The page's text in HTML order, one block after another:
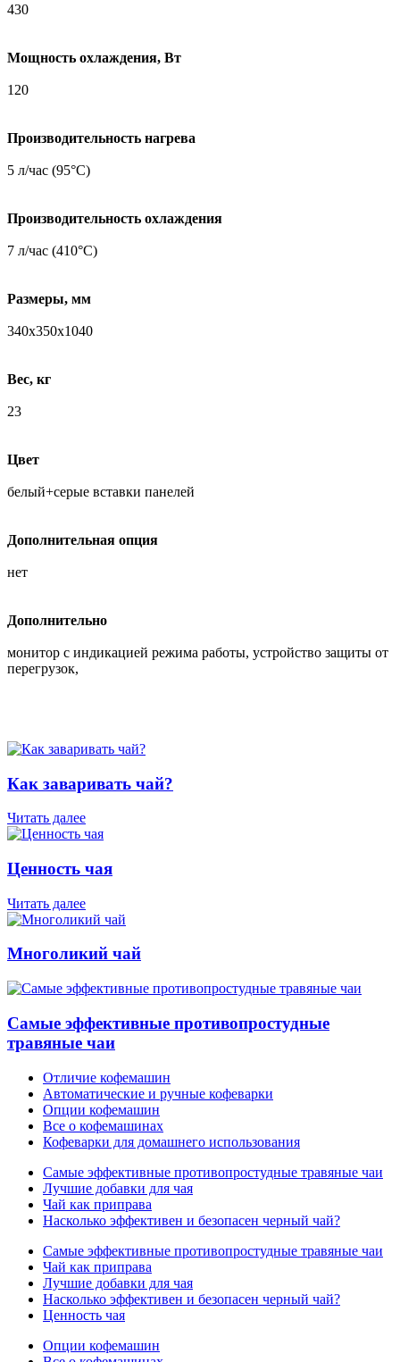
430
Мощность охлаждения, Вт
120
Производительность нагрева
5 л/час (95°С)
Производительность охлаждения
7 л/час (410°С)
Размеры, мм
340х350х1040
Вес, кг
23
Цвет
белый+серые вставки панелей
Дополнительная опция
нет
Дополнительно
монитор с индикацией режима работы, устройство защиты от
перегрузок,
Как заваривать чай?
Читать далее
Ценность чая
Читать далее
Многоликий чай
Самые эффективные противопростудные
травяные чаи
Отличие кофемашин
Автоматические и ручные кофеварки
Опции кофемашин
Все о кофемашинах
Кофеварки для домашнего использования
Самые эффективные противопростудные травяные чаи
Лучшие добавки для чая
Чай как приправа
Насколько эффективен и безопасен черный чай?
Самые эффективные противопростудные травяные чаи
Чай как приправа
Лучшие добавки для чая
Насколько эффективен и безопасен черный чай?
Ценность чая
Опции кофемашин